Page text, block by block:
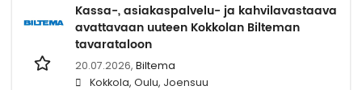
Kassa-, asiakaspalvelu- ja kahvilavastaava
avattavaan uuteen Kokkolan Bilteman
tavarataloon
20.07.2026, Biltema
Kokkola, Oulu, Joensuu